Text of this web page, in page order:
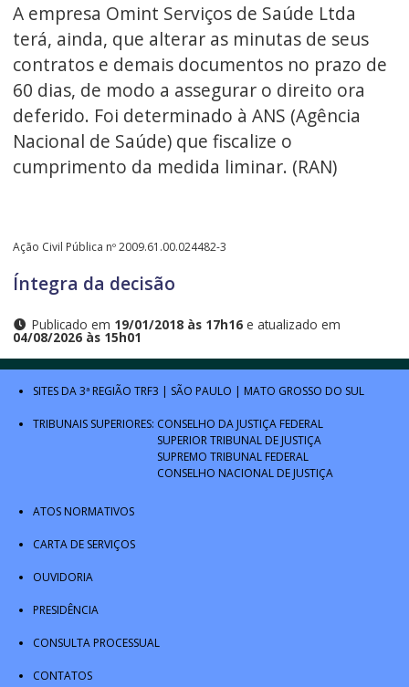
A empresa Omint Serviços de Saúde Ltda
terá, ainda, que alterar as minutas de seus
contratos e demais documentos no prazo de
60 dias, de modo a assegurar o direito ora
deferido. Foi determinado à ANS (Agência
Nacional de Saúde) que fiscalize o
cumprimento da medida liminar. (RAN)
Ação Civil Pública nº 2009.61.00.024482-3
Íntegra da decisão
Publicado em 19/01/2018 às 17h16e atualizado em
04/08/2026 às 15h01
SITES DA 3ª REGIÃO TRF3 | SÃO PAULO | MATO GROSSO DO SUL
TRIBUNAIS SUPERIORES: CONSELHO DA JUSTIÇA FEDERAL
SUPERIOR TRIBUNAL DE JUSTIÇA
SUPREMO TRIBUNAL FEDERAL
CONSELHO NACIONAL DE JUSTIÇA
ATOS NORMATIVOS
CARTA DE SERVIÇOS
OUVIDORIA
PRESIDÊNCIA
CONSULTA PROCESSUAL
CONTATOS